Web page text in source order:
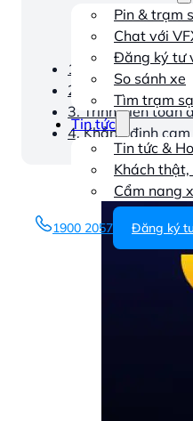
Pin & trạm
Chat với
Đăng ký tư
So sánh xe
Tìm trạm
Tin tức
Tin tức &
Khách
Cẩm nang
1900 2057 Đăng ký
1. Màn tái xuất
2. “Vũ khí bí mật”
3. Trình diễn toàn
4. Khẳng định